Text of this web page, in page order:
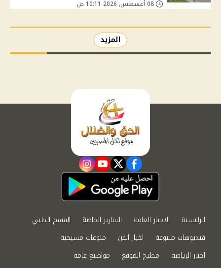
المزيد
facebook
twitter
youtube
instagram
الرئيسية الاخبار العامة التقارير الخاصة
القسم الطبي
فيديوهات متنوعة
اخبار الفن
منوعات مسيحية
اخبار الرياضة
مطبخ الموقع
مواضيع عامة